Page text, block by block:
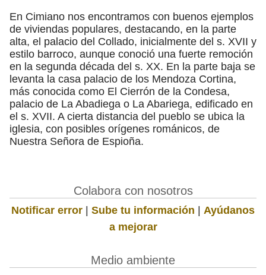
En Cimiano nos encontramos con buenos ejemplos
de viviendas populares, destacando, en la parte
alta, el palacio del Collado, inicialmente del s. XVII y
estilo barroco, aunque conoció una fuerte remoción
en la segunda década del s. XX. En la parte baja se
levanta la casa palacio de los Mendoza Cortina,
más conocida como El Cierrón de la Condesa,
palacio de La Abadiega o La Abariega, edificado en
el s. XVII. A cierta distancia del pueblo se ubica la
iglesia, con posibles orígenes románicos, de
Nuestra Señora de Espioña.
Colabora con nosotros
Notificar error | Sube tu información | Ayúdanos
a mejorar
Medio ambiente